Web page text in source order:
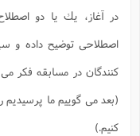
در آغاز، يك يا دو
اصطلاحى توضيح داده
كنندگان در مسابقه فكر
(بعد مى گوييم ما
كنيم.)